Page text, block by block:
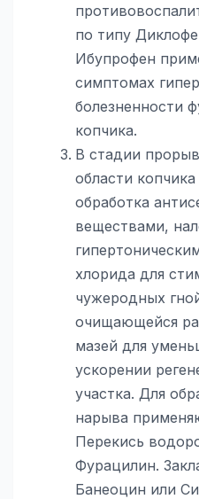
по типу
Ибупрофен
симптомах
болезненности
копчика.
В стадии
области
обработка
веществами,
хлорида для
чужеродных
очищающейся
мазей для
ускорении
участка. Для
нарыва
Перекись
Фурацилин.
Банеоцин или